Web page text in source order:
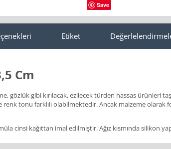
Save
Etiket
Cm
gözlük gibi kırılacak, ezilecek türden hassas ürünleri
tonu farklılı olabilmektedir. Ancak malzeme
cinsi kağıttan imal edilmiştir. Ağız kısmında silikon